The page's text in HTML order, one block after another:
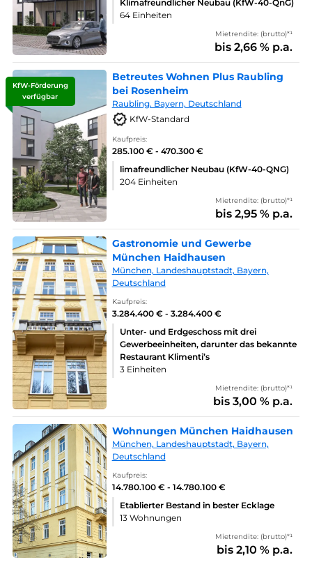
Klimafreundlicher Neubau (KfW-40-QnG)
64 Einheiten
Mietrendite: (brutto)*¹
bis 2,66 % p.a.
KfW-Förderung
verfügbar
Betreutes Wohnen Plus Raubling
bei Rosenheim
Raubling. Bayern, Deutschland
KfW-Standard
Kaufpreis:
285.100 € - 470.300 €
limafreundlicher Neubau (KfW-40-QNG)
204 Einheiten
Mietrendite: (brutto)*¹
bis 2,95 % p.a.
Gastronomie und Gewerbe
München Haidhausen
München, Landeshauptstadt, Bayern,
Deutschland
Kaufpreis:
3.284.400 € - 3.284.400 €
Unter- und Erdgeschoss mit drei
Gewerbeeinheiten, darunter das bekannte
Restaurant Klimenti’s
3 Einheiten
Mietrendite: (brutto)*¹
bis 3,00 % p.a.
Wohnungen München Haidhausen
München, Landeshauptstadt, Bayern,
Deutschland
Kaufpreis:
14.780.100 € - 14.780.100 €
Etablierter Bestand in bester Ecklage
13 Wohnungen
Mietrendite: (brutto)*¹
bis 2,10 % p.a.